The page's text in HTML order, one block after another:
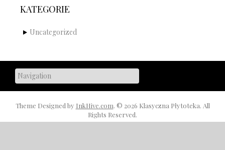
KATEGORIE
Uncategorized
Theme Designed by InkHive.com. © 2026 Klasyczna Płytoteka. All
Rights Reserved.